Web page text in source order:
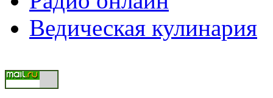
Ведическая кулинария